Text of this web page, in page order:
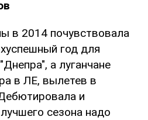
в 2014 почувствовала
год для
а луганчане
в ЛЕ, вылетев в
и
сезона надо